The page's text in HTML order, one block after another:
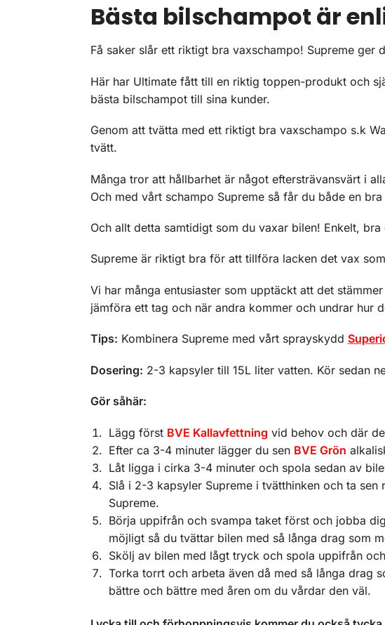
Bästa bilschampot är
Få saker slår ett riktigt bra vaxschampo! Supreme ger
Här har Ultimate fått till en riktig toppen-produkt och
bästa bilschampot till sina kunder.
Genom att tvätta med ett riktigt bra vaxschampo s.k
tvätt.
Många tror att hållbarhet är något eftersträvansvärt i
Och med vårt schampo Supreme så får du både en
Och allt detta samtidigt som du vaxar bilen! Enkelt,
Supreme är riktigt bra för att tillföra lacken det vax
Vi har många entusiaster som upptäckt att det
jämföra ett tag och när andra kommer och undrar hur
Tips: Kombinera Supreme med vårt sprayskydd
Dosering: 2-3 kapsyler till 15L liter vatten. Kör sedan
Gör såhär:
Lägg först BVE Kallavfettning vid behov och där
Efter ca 3-4 minuter lägger du sen BVE Grön
Låt ligga i cirka 3-4 minuter och spola sedan av
Slå i 2-3 kapsyler Supreme i tvätthinken och ta sen
Supreme.
Börja uppifrån och svampa taket först och jobba
möjligt så du tvättar bilen med så långa drag som
Skölj av bilen med lågt tryck och spola uppifrån
Torka torrt och arbeta även då med så långa drag
bättre och bättre med åren om du vårdar den väl.